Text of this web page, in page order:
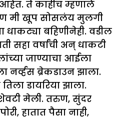
आहेत. ते काहीच म्हणाले
पण मी खूप सोसलंय मुलगी
बहिणीनेही. वडील
सहा वर्षांची अन् धाकटी
जाण्याचा आईला
ब्रेकडाउन झाला.
डायरिया झाला.
शेवटी मेली. तरुण, सुंदर
हातात पैसा नाही,